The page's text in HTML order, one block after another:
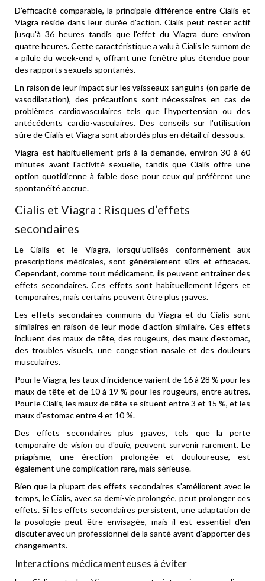
D’efficacité comparable, la principale différence entre Cialis et
Viagra réside dans leur durée d'action. Cialis peut rester actif
jusqu'à 36 heures tandis que l'effet du Viagra dure environ
quatre heures. Cette caractéristique a valu à Cialis le surnom de
« pilule du week-end », offrant une fenêtre plus étendue pour
des rapports sexuels spontanés.
En raison de leur impact sur les vaisseaux sanguins (on parle de
vasodilatation), des précautions sont nécessaires en cas de
problèmes cardiovasculaires tels que l'hypertension ou des
antécédents cardio-vasculaires. Des conseils sur l'utilisation
sûre de Cialis et Viagra sont abordés plus en détail ci-dessous.
Viagra est habituellement pris à la demande, environ 30 à 60
minutes avant l'activité sexuelle, tandis que Cialis offre une
option quotidienne à faible dose pour ceux qui préfèrent une
spontanéité accrue.
Cialis et Viagra : Risques d’effets
secondaires
Le Cialis et le Viagra, lorsqu'utilisés conformément aux
prescriptions médicales, sont généralement sûrs et efficaces.
Cependant, comme tout médicament, ils peuvent entraîner des
effets secondaires. Ces effets sont habituellement légers et
temporaires, mais certains peuvent être plus graves.
Les effets secondaires communs du Viagra et du Cialis sont
similaires en raison de leur mode d'action similaire. Ces effets
incluent des maux de tête, des rougeurs, des maux d'estomac,
des troubles visuels, une congestion nasale et des douleurs
musculaires.
Pour le Viagra, les taux d'incidence varient de 16 à 28 % pour les
maux de tête et de 10 à 19 % pour les rougeurs, entre autres.
Pour le Cialis, les maux de tête se situent entre 3 et 15 %, et les
maux d'estomac entre 4 et 10 %.
Des effets secondaires plus graves, tels que la perte
temporaire de vision ou d'ouïe, peuvent survenir rarement. Le
priapisme, une érection prolongée et douloureuse, est
également une complication rare, mais sérieuse.
Bien que la plupart des effets secondaires s'améliorent avec le
temps, le Cialis, avec sa demi-vie prolongée, peut prolonger ces
effets. Si les effets secondaires persistent, une adaptation de
la posologie peut être envisagée, mais il est essentiel d'en
discuter avec un professionnel de la santé avant d'apporter des
changements.
Interactions médicamenteuses à éviter